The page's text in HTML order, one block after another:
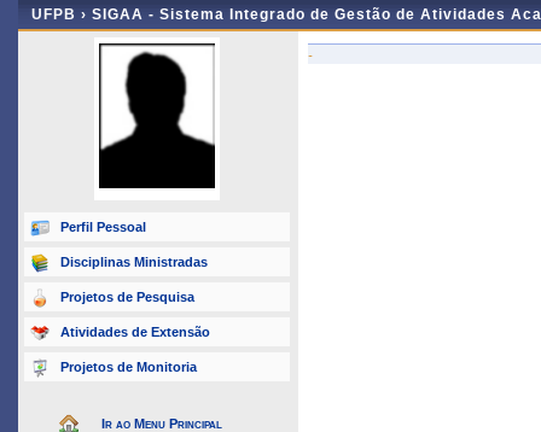
UFPB › SIGAA - Sistema Integrado de Gestão de Atividades
Perfil Pessoal
Disciplinas Ministradas
Projetos de Pesquisa
Atividades de Extensão
Projetos de Monitoria
Ir ao Menu Principal
-